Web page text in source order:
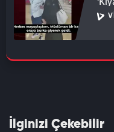
İlginizi Çekebilir